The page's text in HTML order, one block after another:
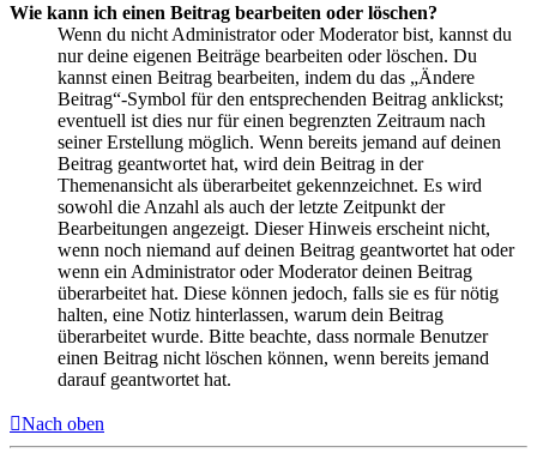
Wie kann ich einen Beitrag bearbeiten oder löschen?
Wenn du nicht Administrator oder Moderator bist, kannst du
nur deine eigenen Beiträge bearbeiten oder löschen. Du
kannst einen Beitrag bearbeiten, indem du das „Ändere
Beitrag“-Symbol für den entsprechenden Beitrag anklickst;
eventuell ist dies nur für einen begrenzten Zeitraum nach
seiner Erstellung möglich. Wenn bereits jemand auf deinen
Beitrag geantwortet hat, wird dein Beitrag in der
Themenansicht als überarbeitet gekennzeichnet. Es wird
sowohl die Anzahl als auch der letzte Zeitpunkt der
Bearbeitungen angezeigt. Dieser Hinweis erscheint nicht,
wenn noch niemand auf deinen Beitrag geantwortet hat oder
wenn ein Administrator oder Moderator deinen Beitrag
überarbeitet hat. Diese können jedoch, falls sie es für nötig
halten, eine Notiz hinterlassen, warum dein Beitrag
überarbeitet wurde. Bitte beachte, dass normale Benutzer
einen Beitrag nicht löschen können, wenn bereits jemand
darauf geantwortet hat.
Nach oben